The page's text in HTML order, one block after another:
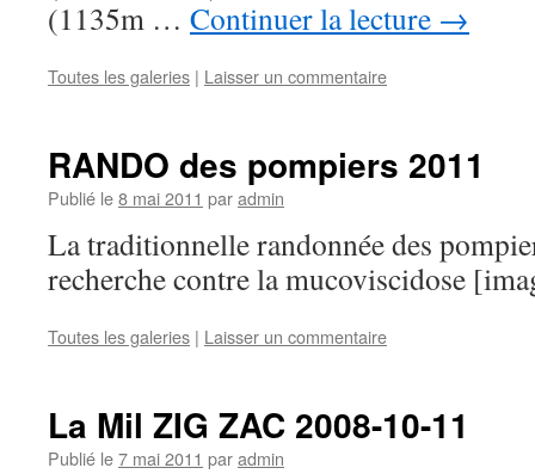
(1135m … Continuer la lecture →
Toutes les galeries | Laisser un commentaire
RANDO des pompiers 2011
Publié le8 mai 2011 paradmin
La traditionnelle randonnée des
recherche contre la mucoviscidose
Toutes les galeries | Laisser un commentaire
La Mil ZIG ZAC 2008-10-11
Publié le7 mai 2011 paradmin